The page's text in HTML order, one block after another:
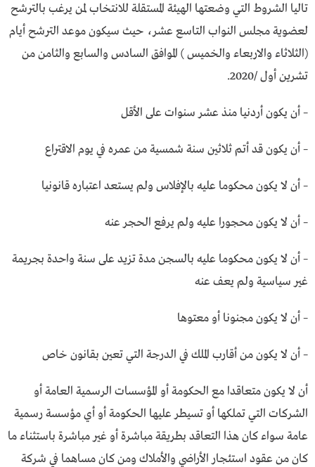
تاليا الشروط التي وضعتها الهيئة المستقلة للانتخاب لمن يرغب بالترشح
لعضوية مجلس النواب التاسع عشر، حيث سيكون موعد الترشح أيام
(الثلاثاء والاربعاء والخميس ) الموافق السادس والسابع والثامن من
تشرين أول /2020.
– أن يكون أردنيا منذ عشر سنوات على الأقل
– أن يكون قد أتم ثلاثين سنة شمسية من عمره في يوم الاقتراع
– أن لا يكون محكوما عليه بالإفلاس ولم يستعد اعتباره قانونيا
– أن لا يكون محجورا عليه ولم يرفع الحجر عنه
– أن لا يكون محكوما عليه بالسجن مدة تزيد على سنة واحدة بجريمة
غير سياسية ولم يعف عنه
– أن لا يكون مجنونا أو معتوها
– أن لا يكون من أقارب الملك في الدرجة التي تعين بقانون خاص
أن لا يكون متعاقدا مع الحكومة أو المؤسسات الرسمية العامة أو
الشركات التي تملكها أو تسيطر عليها الحكومة أو أي مؤسسة رسمية
عامة سواء كان هذا التعاقد بطريقة مباشرة أو غير مباشرة باستثناء ما
كان من عقود استئجار الأراضي والأملاك ومن كان مساهما في شركة